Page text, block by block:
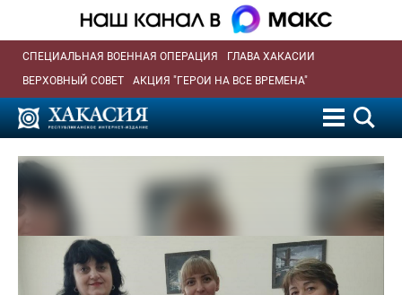
СПЕЦИАЛЬНАЯ ВОЕННАЯ ОПЕРАЦИЯ
ГЛАВА ХАКАСИИ
ВЕРХОВНЫЙ СОВЕТ
АКЦИЯ "ГЕРОИ НА ВСЕ ВРЕМЕНА"